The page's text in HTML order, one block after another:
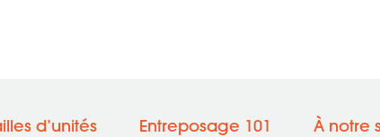
d’unités Entreposage 101 À notre